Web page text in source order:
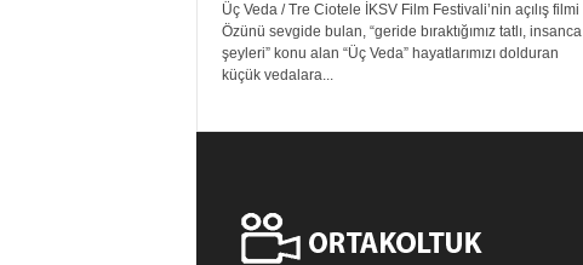
k
Üç Veda / Tre Ciotele İKSV Film Festivali’nin açılış filmi
Özünü sevgide bulan, “geride bıraktığımız tatlı, insanca
şeyleri” konu alan “Üç Veda” hayatlarımızı dolduran
küçük vedalara...